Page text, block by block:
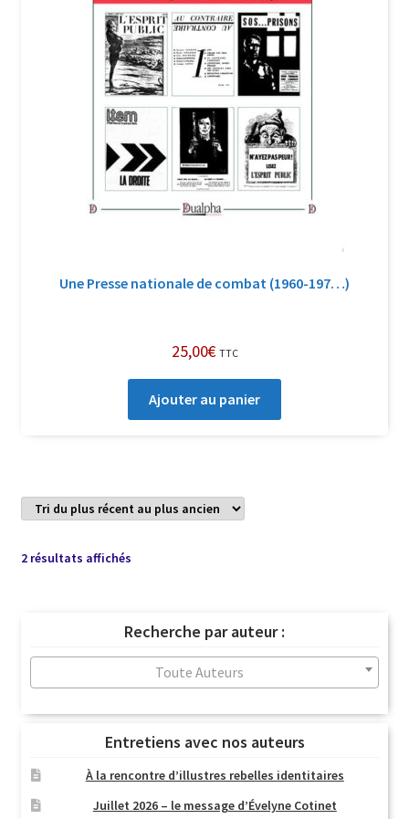
Une Presse nationale de combat (1960-197…)
25,00€ TTC
Ajouter au panier
2 résultats affichésTrié
au
plus
ancien
Recherche par auteur :
Toute Auteurs
Entretiens avec nos auteurs
À la rencontre d’illustres rebelles identitaires
Juillet 2026 – le message d’Évelyne Cotinet